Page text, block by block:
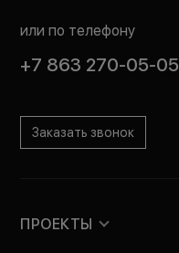
или по телефону
+7 863 270-05-05
Заказать звонок
ПРОЕКТЫ